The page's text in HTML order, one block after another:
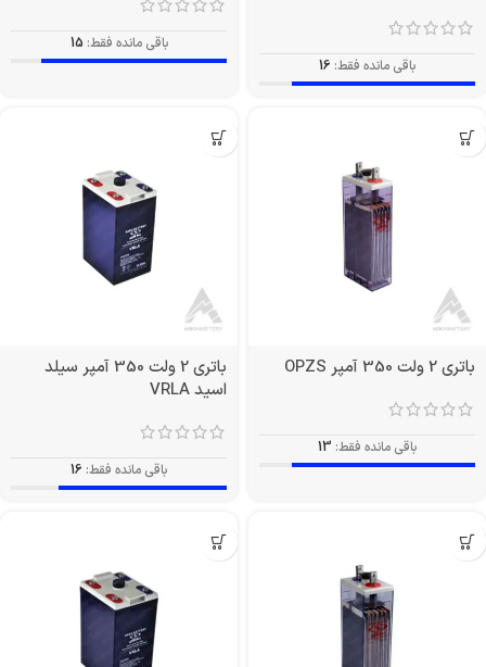
باقی مانده فقط: 16
باقی مانده فقط: 15
باتری 2 ولت 350 آمپر OPZS
باقی مانده فقط: 13
باتری 2 ولت 350 آمپر سیلد
اسید VRLA
باقی مانده فقط: 16